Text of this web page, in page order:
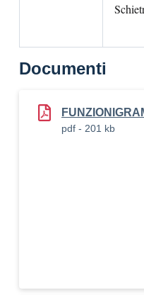
Documenti
pdf - 201 kb